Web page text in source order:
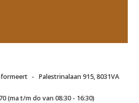
- Palestrinalaan 915, 8031VA
(ma t/m do van 08:30 - 16:30)